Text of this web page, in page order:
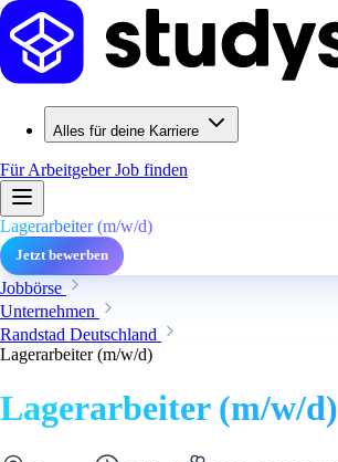
Alles für deine Karriere
Für ArbeitgeberJob finden
Lagerarbeiter (m/w/d)
Jetzt bewerben
Jobbörse
Unternehmen
Randstad Deutschland
Lagerarbeiter (m/w/d)
Lagerarbeiter (m/w/d)